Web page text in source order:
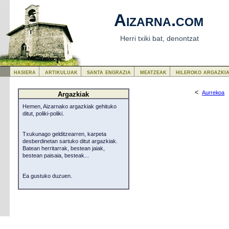
Aizarna.com
Herri txiki bat, denontzat
<Aurrekoa
Argazkiak
Hemen, Aizarnako argazkiak gehituko
ditut, poliki-poliki.
Txukunago gelditzearren, karpeta
desberdinetan sartuko ditut argazkiak.
Batean herritarrak, bestean jaiak,
bestean paisaia, besteak...
Ea gustuko duzuen.
hasiera artikuluak santa engrazia meatzeak hileroko